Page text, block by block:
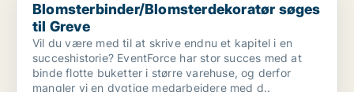
Blomsterbinder/Blomsterdekoratør søges
til Greve
Vil du være med til at skrive endnu et kapitel i en
succeshistorie? EventForce har stor succes med at
binde flotte buketter i større varehuse, og derfor
mangler vi en dygtige medarbejdere med d..